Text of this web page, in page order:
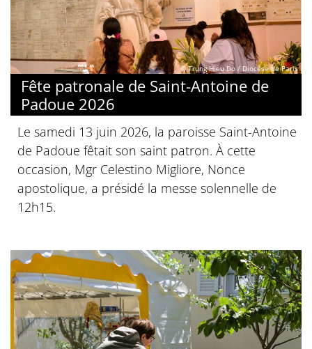
© Trung Hieu Do / Diocèse de Paris
Fête patronale de Saint-Antoine de
Padoue 2026
Le samedi 13 juin 2026, la paroisse Saint-Antoine
de Padoue fêtait son saint patron. À cette
occasion, Mgr Celestino Migliore, Nonce
apostolique, a présidé la messe solennelle de
12h15.